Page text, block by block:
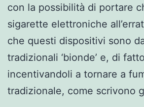
con la possibilità di portare
sigarette elettroniche
che questi dispositivi sono
tradizionali ‘bionde’ e, di
incentivandoli a tornare a
tradizionale, come scrivono